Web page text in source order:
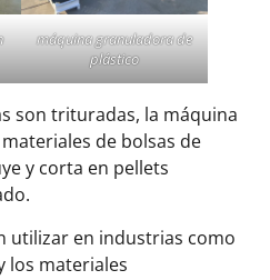
máquina granuladora de
plástico
son trituradas, la máquina
de bolsas de
y corta en pellets
utilizar en industrias como
los materiales